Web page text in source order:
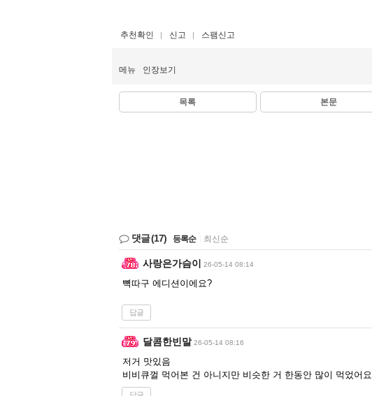
추천확인 신고 스팸신고
메뉴 인장보기
목록 본문
댓글(17) 등록순 최신순
사랑은가슴이 26-05-14 08:14
뼉따구 에디션이에요?
답글
달콤한빈말 26-05-14 08:16
저거 맛있음
비비큐껄 먹어본 건 아니지만 비슷한 거 한동안 많이 먹었어요